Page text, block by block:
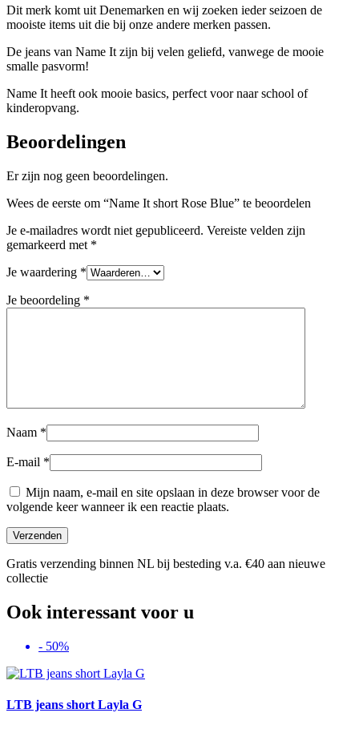
Dit merk komt uit Denemarken en wij zoeken ieder seizoen de
mooiste items uit die bij onze andere merken passen.
De jeans van Name It zijn bij velen geliefd, vanwege de mooie
smalle pasvorm!
Name It heeft ook mooie basics, perfect voor naar school of
kinderopvang.
Beoordelingen
Er zijn nog geen beoordelingen.
Wees de eerste om “Name It short Rose Blue” te beoordelen
Je e-mailadres wordt niet gepubliceerd. Vereiste velden zijn
gemarkeerd met *
Je waardering *
Je beoordeling *
Naam *
E-mail *
Mijn naam, e-mail en site opslaan in deze browser voor de
volgende keer wanneer ik een reactie plaats.
Gratis verzending binnen NL bij besteding v.a. €40 aan nieuwe
collectie
Ook interessant voor u
- 50%
LTB jeans short Layla G